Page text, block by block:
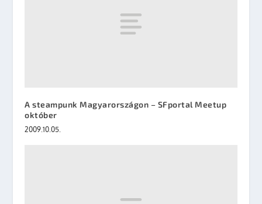
A steampunk Magyarországon – SFportal Meetup
október
2009.10.05.